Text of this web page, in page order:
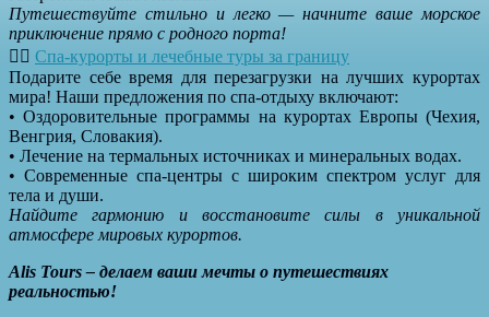
Путешествуйте стильно и легко — начните ваше морское
приключение прямо с родного порта!
💆‍♀️ Спа-курорты и лечебные туры за границу
Подарите себе время для перезагрузки на лучших курортах
мира! Наши предложения по спа-отдыху включают:
• Оздоровительные программы на курортах Европы (Чехия,
Венгрия, Словакия).
• Лечение на термальных источниках и минеральных водах.
• Современные спа-центры с широким спектром услуг для
тела и души.
Найдите гармонию и восстановите силы в уникальной
атмосфере мировых курортов.
Alis Tours – делаем ваши мечты о путешествиях
реальностью!